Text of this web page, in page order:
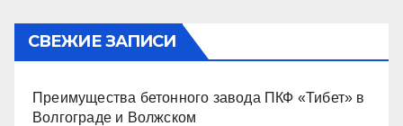
СВЕЖИЕ ЗАПИСИ
Преимущества бетонного завода ПКФ «Тибет» в
Волгограде и Волжском